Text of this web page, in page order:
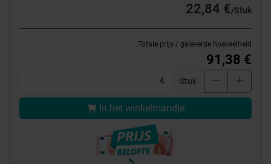
22,84 €/Stuk
Totale prijs / geleverde hoeveelheid
91,38 €
Stuk
In het winkelmandje